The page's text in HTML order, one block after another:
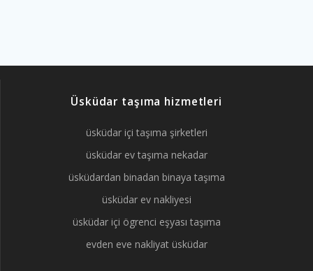
Üsküdar taşıma hizmetleri
üsküdar içi taşıma şirketleri
üsküdar ev taşıma nekadar
üsküdardan binadan binaya taşıma
üsküdar ev nakliyesi
üsküdar içi ögrenci eşyası taşıma
evden eve nakliyat üsküdar